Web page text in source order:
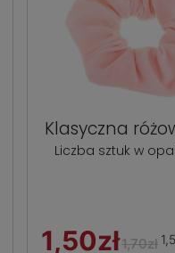
Klasyczna
Liczba sztuk w
1,50zł1,70zł